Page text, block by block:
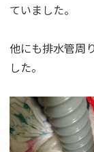
ていました。
他にも排水管周
した。